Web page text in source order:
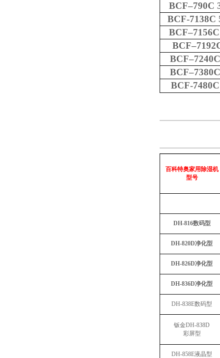
BCF–790C
BCF-7138C
BCF–
BCF–
BCF–
BCF–
BCF-
百科特奥家用除湿机
型号
DH-816数码型
DH-820D净化型
DH-826D净化型
DH-836D净化型
DH-838E数码型
钣金DH-838D
彩屏型
DH-858E液晶型